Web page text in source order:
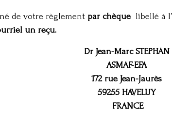
de votre règlement par chèque libellé à
un reçu.
Dr Jean-Marc STEPHAN
ASMAF-EFA
172 rue Jean-Jaurès
59255 HAVELUY
FRANCE